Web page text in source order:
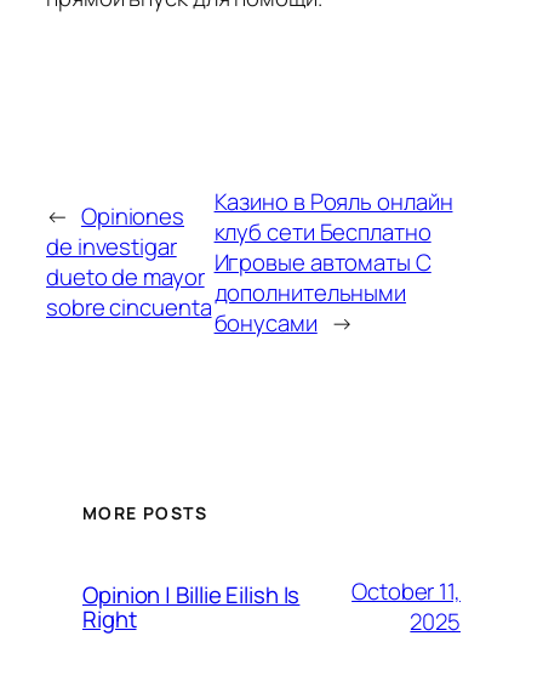
← Opiniones
de investigar
dueto de mayor
sobre cincuenta
Казино в Рояль онлайн
клуб сети Бесплатно
Игровые автоматы С
дополнительными
бонусами →
MORE POSTS
Opinion | Billie Eilish Is
Right
October 11,
2025